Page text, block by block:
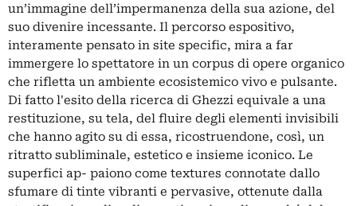
un’immagine dell’impermanenza della sua azione, del
suo divenire incessante. Il percorso espositivo,
interamente pensato in site specific, mira a far
immergere lo spettatore in un corpus di opere organico
che rifletta un ambiente ecosistemico vivo e pulsante.
Di fatto l'esito della ricerca di Ghezzi equivale a una
restituzione, su tela, del fluire degli elementi invisibili
che hanno agito su di essa, ricostruendone, così, un
ritratto subliminale, estetico e insieme iconico. Le
superfici ap- paiono come textures connotate dallo
sfumare di tinte vibranti e pervasive, ottenute dalla